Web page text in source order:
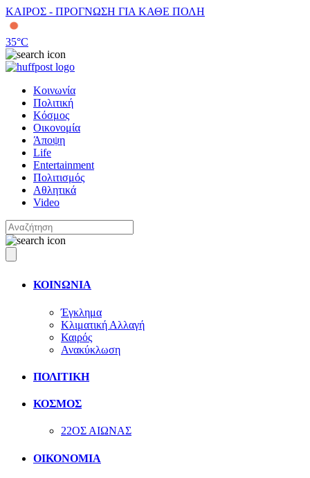
ΚΑΙΡΟΣ - ΠΡΟΓΝΩΣΗ ΓΙΑ ΚΑΘΕ ΠΟΛΗ
35°C
Κοινωνία
Πολιτική
Κόσμος
Οικονομία
Άποψη
Life
Entertainment
Πολιτισμός
Αθλητικά
Video
ΚΟΙΝΩΝΙΑ
Έγκλημα
Κλιματική Αλλαγή
Καιρός
Ανακύκλωση
ΠΟΛΙΤΙΚΗ
ΚΟΣΜΟΣ
22ΟΣ ΑΙΩΝΑΣ
ΟΙΚΟΝΟΜΙΑ